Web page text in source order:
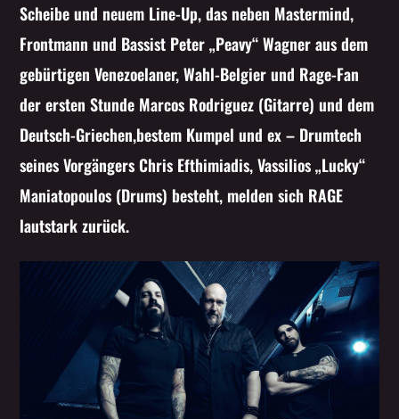
Scheibe und neuem Line-Up, das neben Mastermind,
Frontmann und Bassist Peter „Peavy“ Wagner aus dem
gebürtigen Venezoelaner, Wahl-Belgier und Rage-Fan
der ersten Stunde Marcos Rodriguez (Gitarre) und dem
Deutsch-Griechen,bestem Kumpel und ex – Drumtech
seines Vorgängers Chris Efthimiadis, Vassilios „Lucky“
Maniatopoulos (Drums) besteht, melden sich RAGE
lautstark zurück.